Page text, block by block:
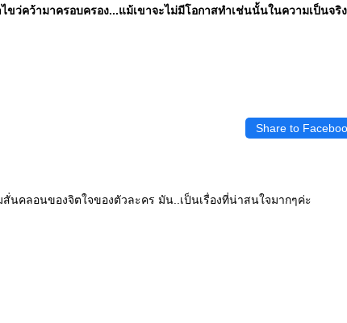
ว่คว้ามาครอบครอง...แม้เขาจะไม่มีโอกาสทำเช่นนั้นในความเป็นจริง
Share to
นคลอนของจิตใจของตัวละคร มัน..เป็นเรื่องที่น่าสนใจมากๆค่ะ